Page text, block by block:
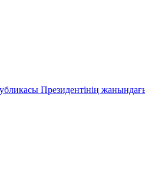
Президентінің